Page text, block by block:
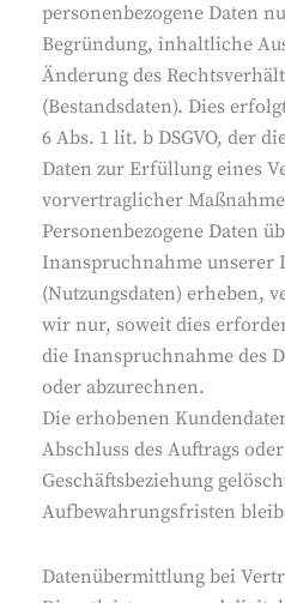
personenbezogene Daten
Begründung, inhaltliche
Änderung des
(Bestandsdaten). Dies
6 Abs. 1 lit. b DSGVO, der
Daten zur Erfüllung eines
vorvertraglicher
Personenbezogene Daten
Inanspruchnahme unserer
(Nutzungsdaten) erheben,
wir nur, soweit dies
die Inanspruchnahme des
oder abzurechnen.
Die erhobenen
Abschluss des Auftrags
Geschäftsbeziehung
Aufbewahrungsfristen
Datenübermittlung bei